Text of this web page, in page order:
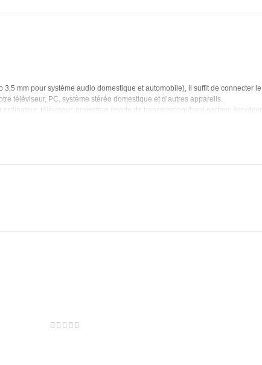
mm pour système audio domestique et automobile), il suffit de connecter
téléviseur, PC, système stéréo domestique et d’autres appareils.
ordinateur, téléviseur, projecteur (mode de transmission)/haut-parleur,
mode émetteur.
jusqu’à 10 mètres (33 pieds), fournit un signal plus stable et plus rapide.